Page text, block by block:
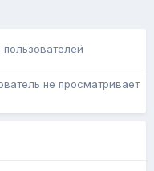
пользователей
не просматривает